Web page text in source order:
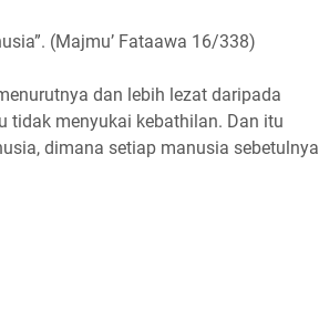
(Majmu’ Fataawa 16/338)
dan lebih lezat daripada
tidak menyukai kebathilan. Dan itu
dimana setiap manusia sebetulnya